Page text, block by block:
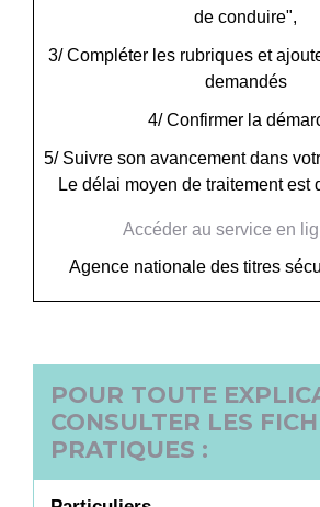
de conduire",
3/ Compléter les rubriques et
demandés
4/ Confirmer la
5/ Suivre son avancement dans
Le délai moyen de traitement est
Accéder au service en
Agence nationale des titres
POUR TOUTE
CONSULTER LES
PRATIQUES :